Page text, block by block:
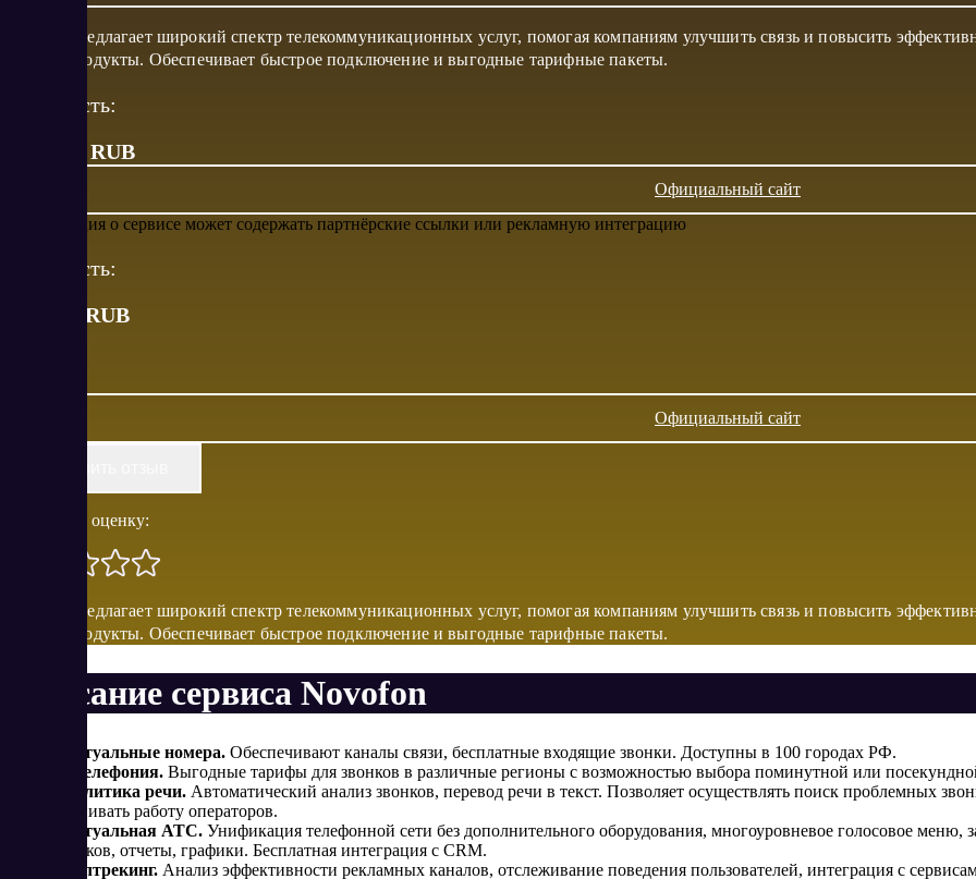
Сервис предлагает широкий спектр телекоммуникационных услуг, помогая компаниям улучшить связь и повысить
другие продукты. Обеспечивает быстрое подключение и выгодные тарифные пакеты.
Стоимость:
от 1 700 RUB
Официальный сайт
Информация о сервисе может содержать партнёрские ссылки или рекламную интеграцию
Стоимость:
RUB
Официальный сайт
Поставить оценку:
Сервис предлагает широкий спектр телекоммуникационных услуг, помогая компаниям улучшить связь и повысить
другие продукты. Обеспечивает быстрое подключение и выгодные тарифные пакеты.
Описание сервиса Novofon
Виртуальные номера. Обеспечивают каналы связи, бесплатные входящие звонки. Доступны в 100 городах РФ.
IP-телефония. Выгодные тарифы для звонков в различные регионы с возможностью выбора поминутной или
Аналитика речи. Автоматический анализ звонков, перевод речи в текст. Позволяет осуществлять поиск проблемных
оценивать работу операторов.
Виртуальная АТС. Унификация телефонной сети без дополнительного оборудования, многоуровневое голосовое меню,
звонков, отчеты, графики. Бесплатная интеграция с CRM.
Коллтрекинг. Анализ эффективности рекламных каналов, отслеживание поведения пользователей, интеграция с